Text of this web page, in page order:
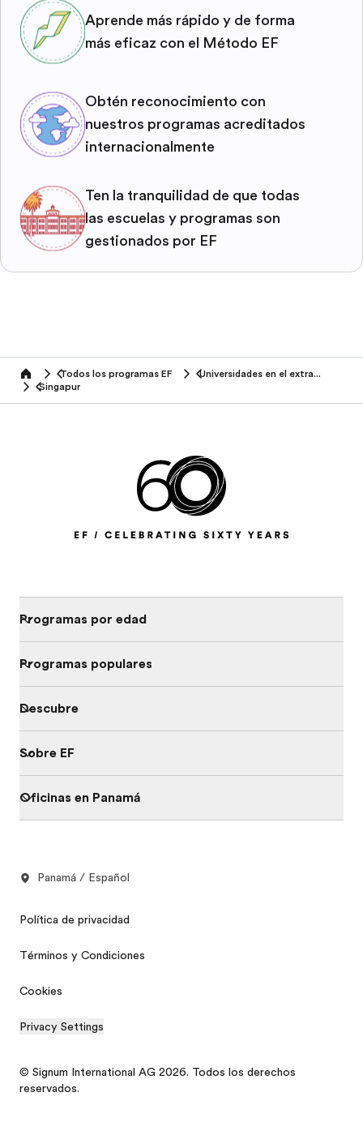
Aprende más rápido y de forma
más eficaz con el Método EF
Obtén reconocimiento con
nuestros programas acreditados
internacionalmente
Ten la tranquilidad de que todas
las escuelas y programas son
gestionados por EF
home Todos los programas EF
Universidades en el extranjero
Singapur
Programas por edad
Programas populares
Descubre
Sobre EF
Oficinas en Panamá
Panamá / Español
Política de privacidad
Términos y Condiciones
Cookies
Privacy Settings
© Signum International AG 2026. Todos los derechos
reservados.